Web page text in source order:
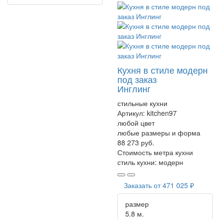
Кухня в стиле модерн
под заказ
Инглинг
стильные кухни
Артикул: kitchen97
любой цвет
любые размеры и форма
88 273 руб.
Стоимость метра кухни
стиль кухни: модерн
Заказать от471 025 ₽
размер
5.8 м.